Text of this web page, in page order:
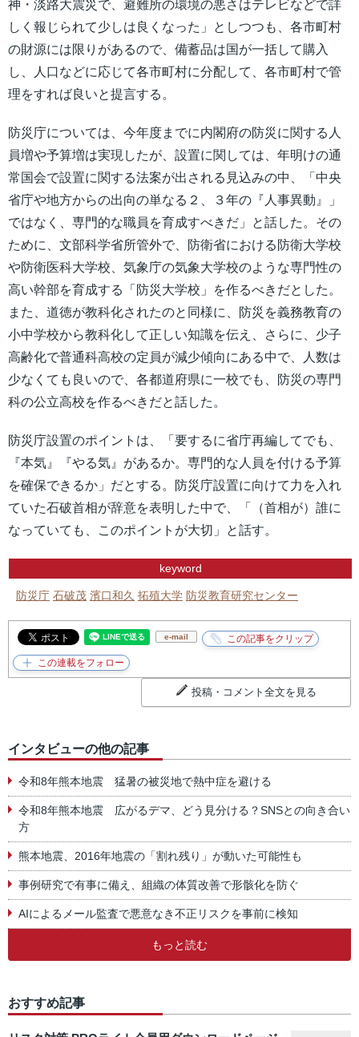
神・淡路大震災で、避難所の環境の悪さはテレビなどで詳
しく報じられて少しは良くなった」としつつも、各市町村
の財源には限りがあるので、備蓄品は国が一括して購入
し、人口などに応じて各市町村に分配して、各市町村で管
理をすれば良いと提言する。
防災庁については、今年度までに内閣府の防災に関する人
員増や予算増は実現したが、設置に関しては、年明けの通
常国会で設置に関する法案が出される見込みの中、「中央
省庁や地方からの出向の単なる２、３年の『人事異動』」
ではなく、専門的な職員を育成すべきだ」と話した。その
ために、文部科学省所管外で、防衛省における防衛大学校
や防衛医科大学校、気象庁の気象大学校のような専門性の
高い幹部を育成する「防災大学校」を作るべきだとした。
また、道徳が教科化されたのと同様に、防災を義務教育の
小中学校から教科化して正しい知識を伝え、さらに、少子
高齢化で普通科高校の定員が減少傾向にある中で、人数は
少なくても良いので、各都道府県に一校でも、防災の専門
科の公立高校を作るべきだと話した。
防災庁設置のポイントは、「要するに省庁再編してでも、
『本気』『やる気』があるか。専門的な人員を付ける予算
を確保できるか」だとする。防災庁設置に向けて力を入れ
ていた石破首相が辞意を表明した中で、「（首相が）誰に
なっていても、このポイントが大切」と話す。
keyword
防災庁 石破茂 濱口和久 拓殖大学 防災教育研究センター
e-mail
投稿・コメント全文を見る
インタビューの他の記事
令和8年熊本地震 猛暑の被災地で熱中症を避ける
令和8年熊本地震 広がるデマ、どう見分ける？SNSとの向き合い
方
熊本地震、2016年地震の「割れ残り」が動いた可能性も
事例研究で有事に備え、組織の体質改善で形骸化を防ぐ
AIによるメール監査で悪意なき不正リスクを事前に検知
もっと読む
おすすめ記事